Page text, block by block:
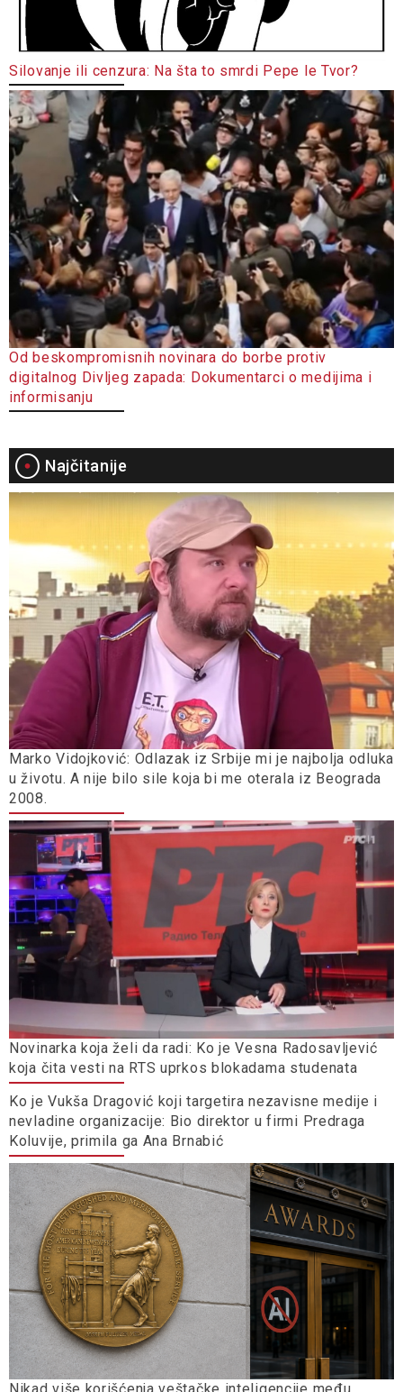
Silovanje ili cenzura: Na šta to smrdi Pepe le Tvor?
Od beskompromisnih novinara do borbe protiv
digitalnog Divljeg zapada: Dokumentarci o medijima i
informisanju
Najčitanije
Marko Vidojković: Odlazak iz Srbije mi je najbolja odluka
u životu. A nije bilo sile koja bi me oterala iz Beograda
2008.
Novinarka koja želi da radi: Ko je Vesna Radosavljević
koja čita vesti na RTS uprkos blokadama studenata
Ko je Vukša Dragović koji targetira nezavisne medije i
nevladine organizacije: Bio direktor u firmi Predraga
Koluvije, primila ga Ana Brnabić